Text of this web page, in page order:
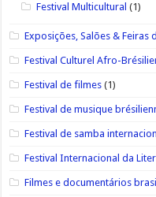
Festival Multicultural (1)
Exposições, Salões & Feiras
Festival Culturel Afro-
Festival de filmes (1)
Festival de musique
Festival de samba
Festival Internacional da
Filmes e documentários